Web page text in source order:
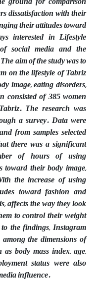
dissatisfaction with their
their attitudes toward
interested in Lifestyle
social media and the
aim of the study was to
on the lifestyle of Tabriz
image, eating disorders,
consisted of 385 women
The research was
a survey. Data were
from samples selected
there was a significant
of hours of using
toward their body image,
the increase of using
toward fashion and
affects the way they look
to control their weight
the findings, Instagram
the dimensions of
body mass index, age,
status were also
influence.